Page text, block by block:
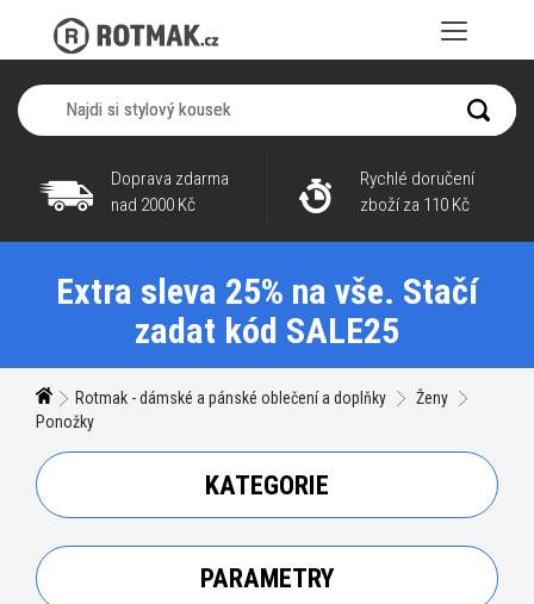
Doprava zdarma
nad 2000 Kč
Rychlé doručení
zboží za 110 Kč
Extra sleva 25% na vše. Stačí
zadat kód SALE25
Rotmak - dámské a pánské oblečení a doplňky
Ženy
Ponožky
KATEGORIE
PARAMETRY